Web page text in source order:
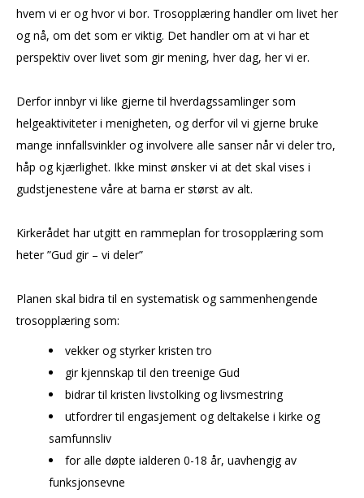
hvem vi er og hvor vi bor. Trosopplæring handler om livet her
og nå, om det som er viktig. Det handler om at vi har et
perspektiv over livet som gir mening, hver dag, her vi er.
Derfor innbyr vi like gjerne til hverdagssamlinger som
helgeaktiviteter i menigheten, og derfor vil vi gjerne bruke
mange innfallsvinkler og involvere alle sanser når vi deler tro,
håp og kjærlighet. Ikke minst ønsker vi at det skal vises i
gudstjenestene våre at barna er størst av alt.
Kirkerådet har utgitt en rammeplan for trosopplæring som
heter ”Gud gir – vi deler”
Planen skal bidra til en systematisk og sammenhengende
trosopplæring som:
vekker og styrker kristen tro
gir kjennskap til den treenige Gud
bidrar til kristen livstolking og livsmestring
utfordrer til engasjement og deltakelse i kirke og
samfunnsliv
for alle døpte ialderen 0-18 år, uavhengig av
funksjonsevne